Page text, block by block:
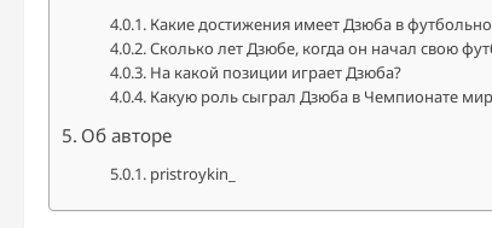
Какие достижения имеет Дзюба в
Сколько лет Дзюбе, когда он начал свою
На какой позиции играет Дзюба?
Какую роль сыграл Дзюба в Чемпионате
Об авторе
pristroykin_